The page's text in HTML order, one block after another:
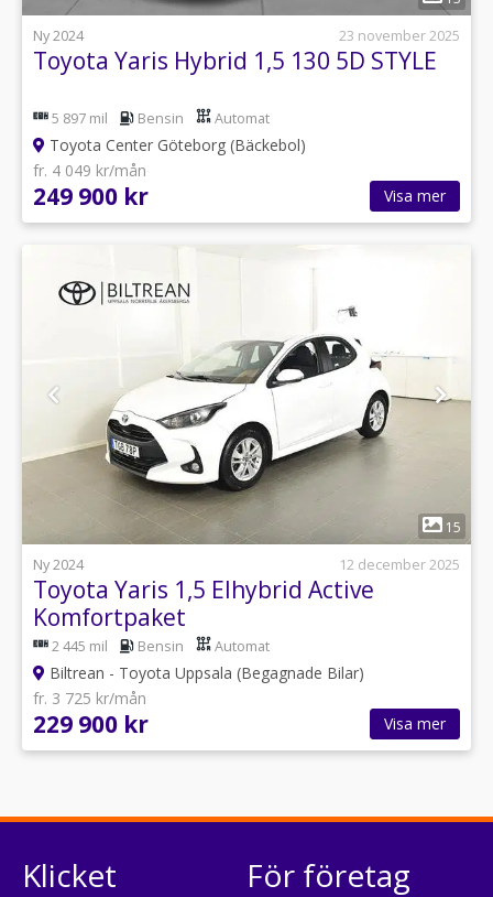
Ny 2024
23 november 2025
Toyota Yaris Hybrid 1,5 130 5D STYLE
5 897 mil Bensin Automat
Toyota Center Göteborg (Bäckebol)
fr. 4 049 kr/mån
249 900 kr Visa mer
1
15
Ny 2024
12 december 2025
Toyota Yaris 1,5 Elhybrid Active
Komfortpaket
2 445 mil Bensin Automat
Biltrean - Toyota Uppsala (Begagnade Bilar)
fr. 3 725 kr/mån
229 900 kr Visa mer
Klicket För företag